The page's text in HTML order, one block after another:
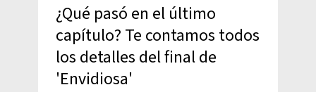
¿Qué pasó en el último
capítulo? Te contamos todos
los detalles del final de
'Envidiosa'